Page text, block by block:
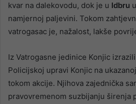
kvar na dalekovodu, dok je u Idbru
namjernoj paljevini. Tokom
vatrogasac je, nažalost, lakše
Iz Vatrogasne jedinice Konjic
Policijskoj upravi Konjic na
tokom akcije. Njihova zajednička
pravovremenom suzbijanju širenja